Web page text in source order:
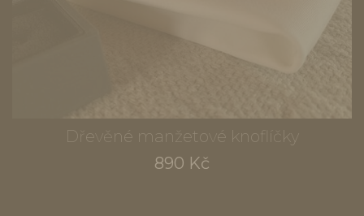
Dřevěné manžetové knoflíčky
890 Kč